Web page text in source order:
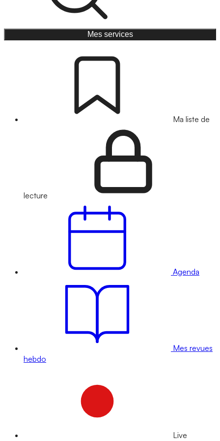
Mes services
Ma liste de
lecture
Agenda
Mes revues
hebdo
Live